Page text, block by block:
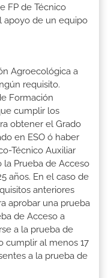
FP de Técnico
apoyo de un equipo
Agroecológica a
requisito.
Formación
cumplir los
obtener el Grado
en ESO ó haber
Técnico Auxiliar
la Prueba de Acceso
años. En el caso de
anteriores
aprobar una prueba
de Acceso a
a la prueba de
cumplir al menos 17
a la prueba de